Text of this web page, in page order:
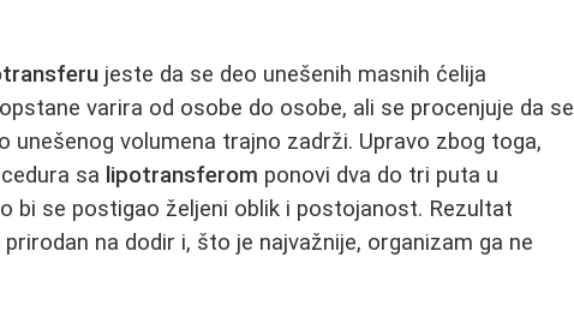
jeste da se deo unešenih masnih ćelija
varira od osobe do osobe, ali se procenjuje da se
volumena trajno zadrži. Upravo zbog toga,
sa lipotransferom ponovi dva do tri puta u
bi se postigao željeni oblik i postojanost. Rezultat
prirodan na dodir i, što je najvažnije, organizam ga ne